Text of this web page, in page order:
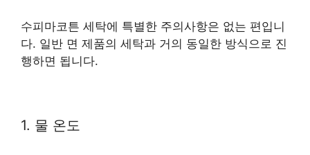
수피마코튼 세탁에 특별한 주의사항은 없는 편입니
다. 일반 면 제품의 세탁과 거의 동일한 방식으로 진
행하면 됩니다.
1. 물 온도